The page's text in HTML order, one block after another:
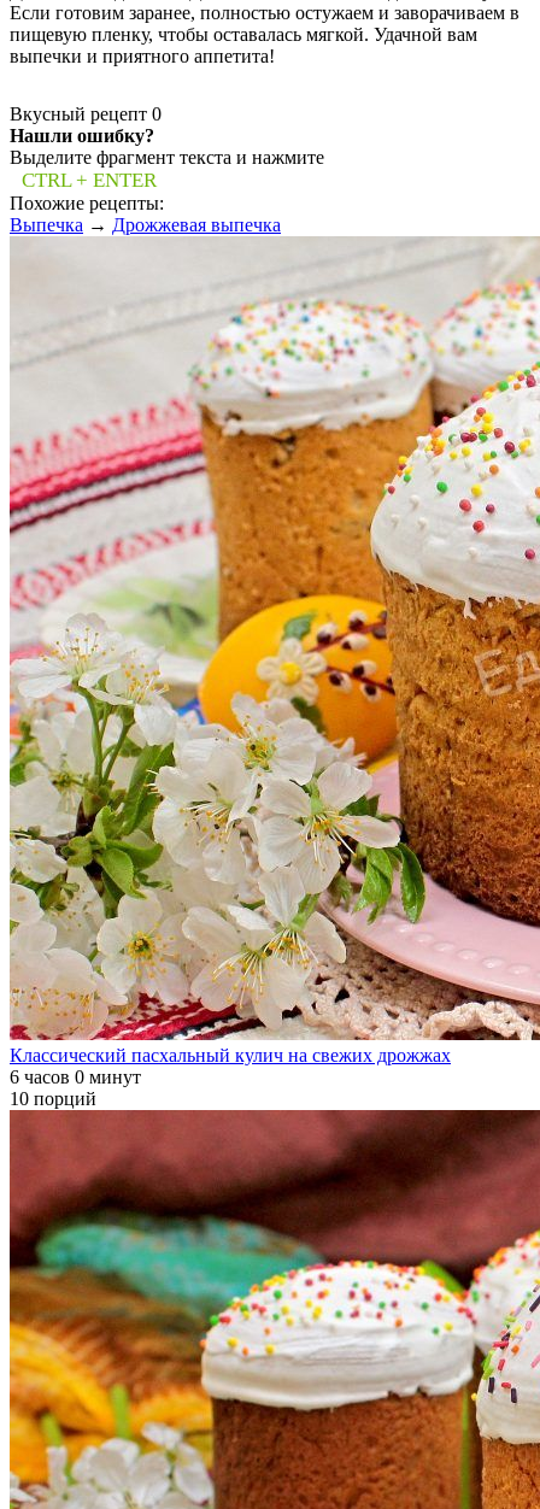
Если готовим заранее, полностью остужаем и заворачиваем в
пищевую пленку, чтобы оставалась мягкой. Удачной вам
выпечки и приятного аппетита!
Вкусный рецепт 0
Нашли ошибку?
Выделите фрагмент текста и нажмите
CTRL + ENTER
Похожие рецепты:
Выпечка → Дрожжевая выпечка
Классический пасхальный кулич на свежих дрожжах
6 часов 0 минут
10 порций